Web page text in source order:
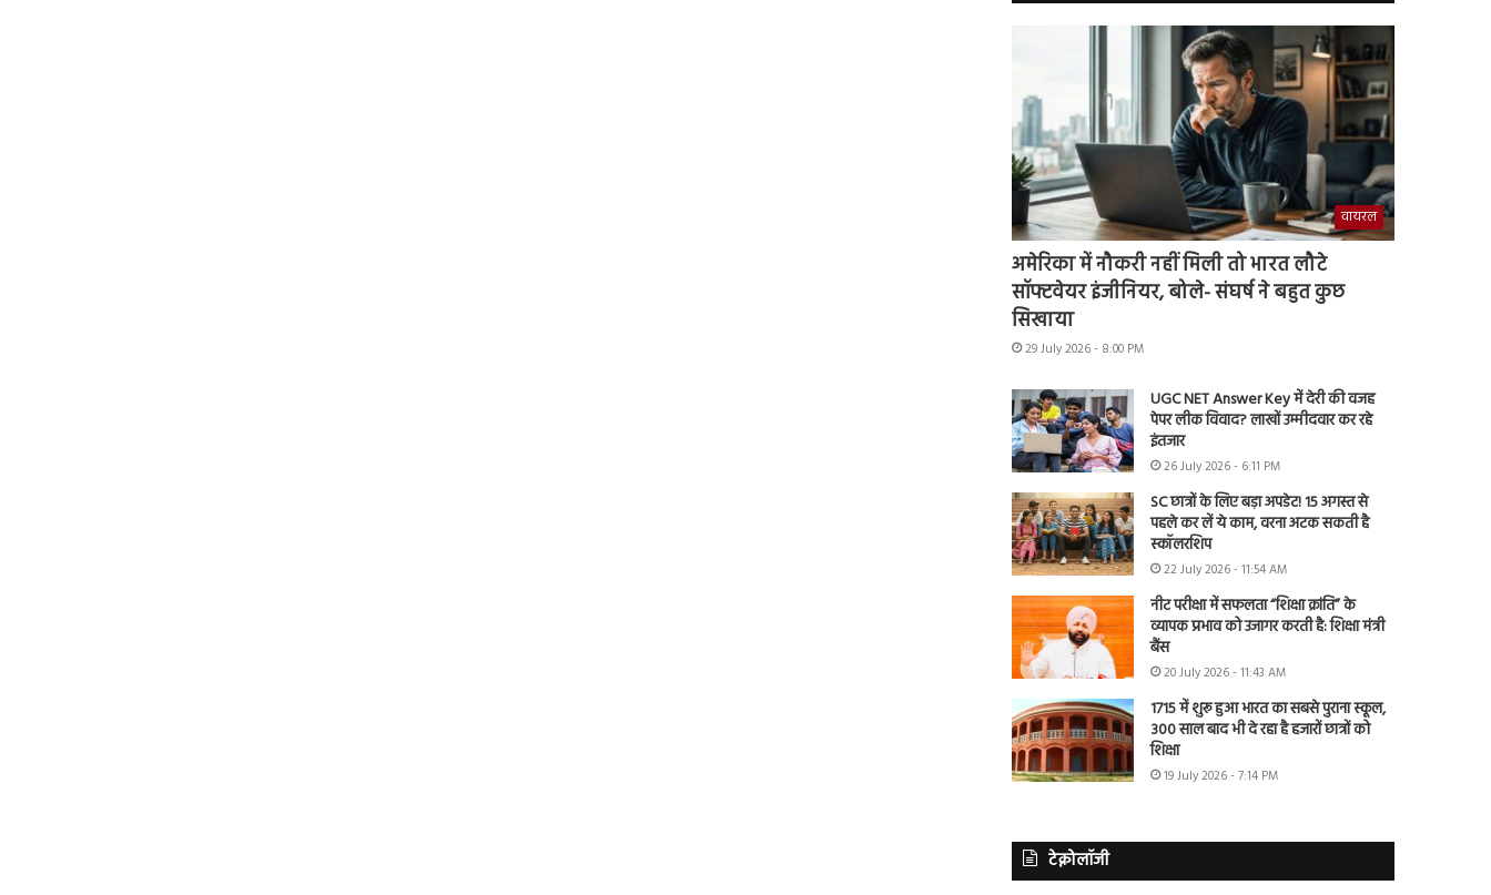
वायरल
अमेरिका में नौकरी नहीं मिली तो भारत लौटे
सॉफ्टवेयर इंजीनियर, बोले- संघर्ष ने बहुत कुछ
सिखाया
29 July 2026 - 8:00 PM
UGC NET Answer Key में देरी की वजह
पेपर लीक विवाद? लाखों उम्मीदवार कर रहे
इंतजार
26 July 2026 - 6:11 PM
SC छात्रों के लिए बड़ा अपडेट! 15 अगस्त से
पहले कर लें ये काम, वरना अटक सकती है
स्कॉलरशिप
22 July 2026 - 11:54 AM
नीट परीक्षा में सफलता “शिक्षा क्रांति” के
व्यापक प्रभाव को उजागर करती है: शिक्षा मंत्री
बैंस
20 July 2026 - 11:43 AM
1715 में शुरू हुआ भारत का सबसे पुराना स्कूल,
300 साल बाद भी दे रहा है हजारों छात्रों को
शिक्षा
19 July 2026 - 7:14 PM
टेक्नोलॉजी